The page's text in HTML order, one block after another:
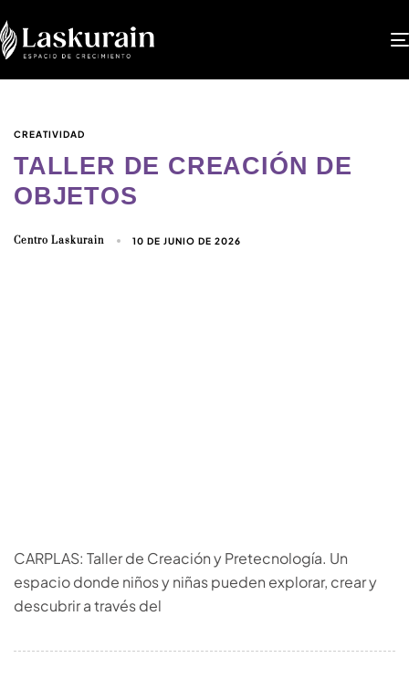
CREATIVIDAD
TALLER DE CREACIÓN DE
OBJETOS
Centro Laskurain 10 DE JUNIO DE 2026
CARPLAS: Taller de Creación y Pretecnología. Un
espacio donde niños y niñas pueden explorar, crear y
descubrir a través del